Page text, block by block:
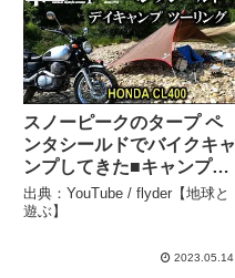
スノーピークのタープ ペ
ンタシールドでバイクキャ
ンプしてきた■キャンプツ
ーリング CL400 –
flyder【地球と遊ぶ】
出典：YouTube / flyder【地球と
遊ぶ】
2023.05.14